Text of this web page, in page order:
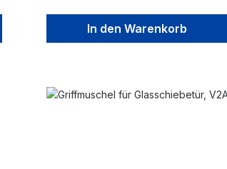
In den Warenkorb